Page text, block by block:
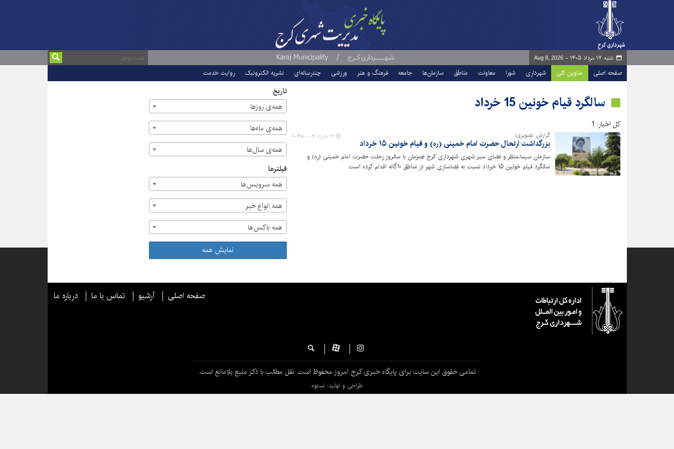
شنبه ۱۷ مرداد ۱۴۰۵ - Aug 8, 2026
صفحه اصلی عناوین کلی شهرداری شورا معاونت مناطق سازمان‌ها جامعه فرهنگ و هنر ورزشی چندرسانه‌ای نشریه الکترونیک روایت خدمت
سالگرد قیام خونین 15 خرداد
کل اخبار: 1
گزارش تصویری؛
بزرگداشت ارتحال حضرت امام خمینی (ره) و قیام خونین ۱۵ خرداد
سازمان سیما،منظر و فضای سبز شهری شهرداری کرج همزمان با سالروز رحلت حضرت امام خمینی (ره) و
سالگرد قیام خونین ۱۵ خرداد نسبت به فضاسازی شهر در مناطق ۱۰گانه اقدام کرده است.
۱۲ خرداد ۰۴ - ۱۰:۴۸
تاریخ
همه‌ی روزها
همه‌ی ماه‌ها
همه‌ی سال‌ها
فیلترها
همه سرویس‌ها
همه انواع خبر
همه باکس‌ها
نمایش همه
صفحه اصلی آرشیو تماس با ما درباره ما
تمامی حقوق این سایت برای پایگاه خبری کرج امروز محفوظ است. نقل مطالب با ذکر منبع بلامانع است.
طراحی و تولید: نستوه